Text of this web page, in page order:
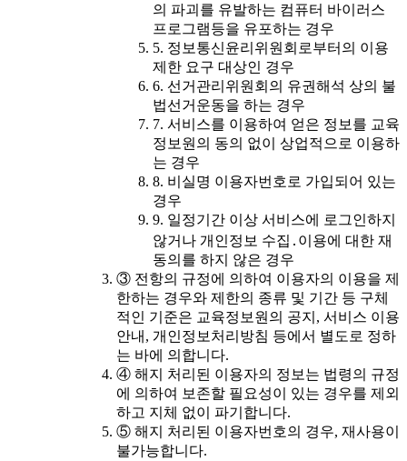
의 파괴를 유발하는 컴퓨터 바이러스
프로그램등을 유포하는 경우
5. 정보통신윤리위원회로부터의 이용
제한 요구 대상인 경우
6. 선거관리위원회의 유권해석 상의 불
법선거운동을 하는 경우
7. 서비스를 이용하여 얻은 정보를 교육
정보원의 동의 없이 상업적으로 이용하
는 경우
8. 비실명 이용자번호로 가입되어 있는
경우
9. 일정기간 이상 서비스에 로그인하지
않거나 개인정보 수집․이용에 대한 재
동의를 하지 않은 경우
③ 전항의 규정에 의하여 이용자의 이용을 제
한하는 경우와 제한의 종류 및 기간 등 구체
적인 기준은 교육정보원의 공지, 서비스 이용
안내, 개인정보처리방침 등에서 별도로 정하
는 바에 의합니다.
④ 해지 처리된 이용자의 정보는 법령의 규정
에 의하여 보존할 필요성이 있는 경우를 제외
하고 지체 없이 파기합니다.
⑤ 해지 처리된 이용자번호의 경우, 재사용이
불가능합니다.